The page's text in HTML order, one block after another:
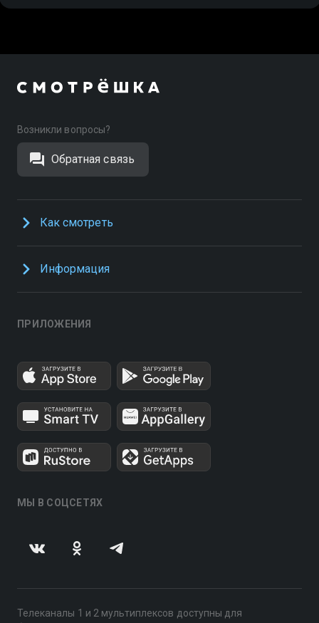
Возникли вопросы?
Обратная связь
Как смотреть
Информация
ПРИЛОЖЕНИЯ
МЫ В СОЦСЕТЯХ
Телеканалы 1 и 2 мультиплексов доступны для